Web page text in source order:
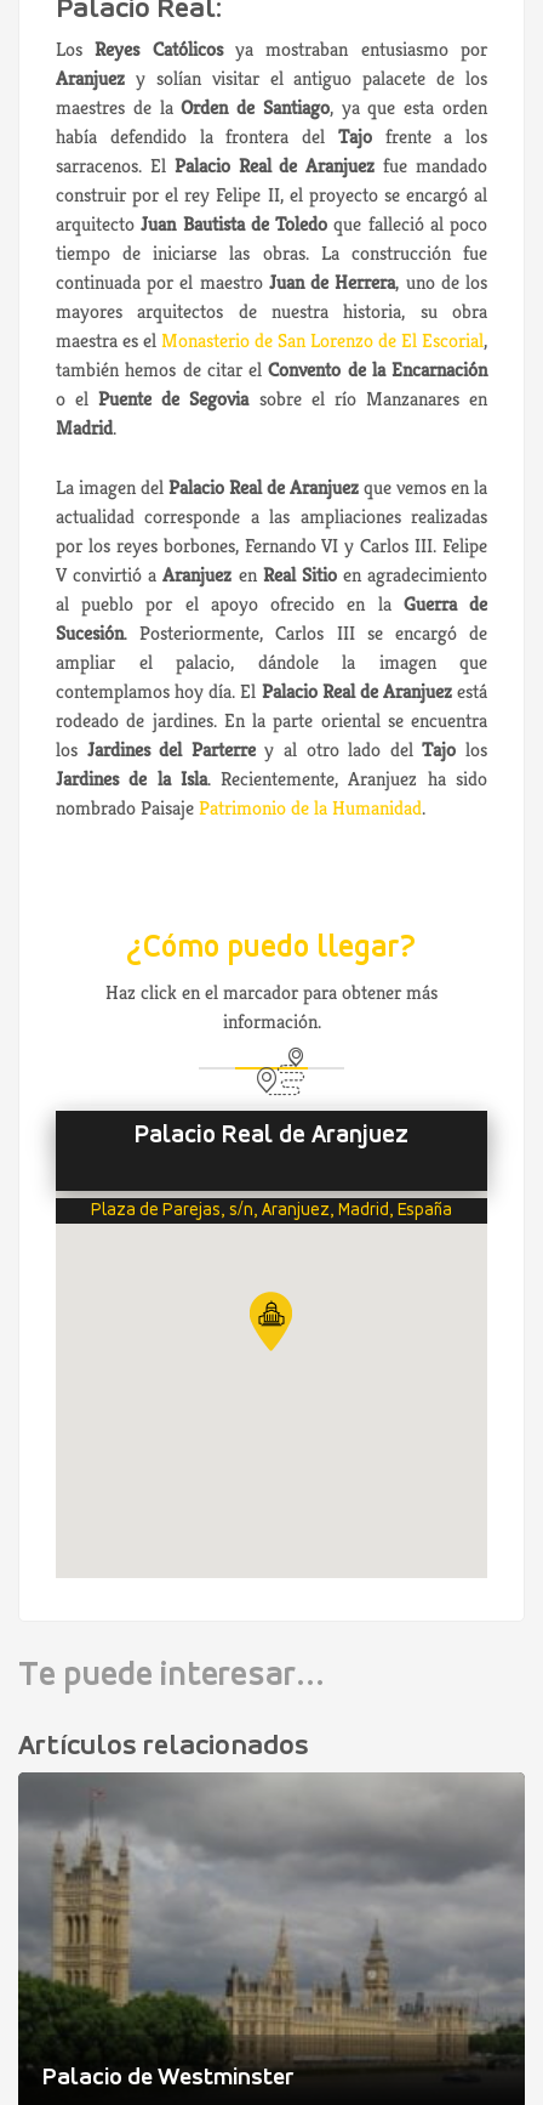
Palacio Real:
LosReyes Católicosya mostraban entusiasmo por
Aranjuez y solían visitar el antiguo palacete de los
maestres de laOrden de Santiago, ya que esta orden
había defendido la frontera del Tajofrente a los
sarracenos. El Palacio Real de Aranjuez fue mandado
construir por el rey Felipe II, el proyecto se encargó al
arquitectoJuan Bautista de Toledo que falleció al poco
tiempo de iniciarse las obras. La construcción fue
continuada por el maestro Juan de Herrera, uno de los
mayores arquitectos de nuestra historia, su obra
maestra es elMonasterio de San Lorenzo de El Escorial,
también hemos de citar elConvento de la Encarnación
o elPuente de Segoviasobre el río Manzanares en
Madrid.
La imagen delPalacio Real de Aranjuezque vemos en la
actualidad corresponde a las ampliaciones realizadas
por los reyes borbones, Fernando VI y Carlos III. Felipe
V convirtió aAranjuez en Real Sitioen agradecimiento
al pueblo por el apoyo ofrecido en la Guerra de
Sucesión. Posteriormente, Carlos III se encargó de
ampliar el palacio, dándole la imagen que
contemplamos hoy día. El Palacio Real de Aranjuezestá
rodeado de jardines. En la parte oriental se encuentra
los Jardines del Parterrey al otro lado delTajo los
Jardines de la Isla. Recientemente, Aranjuez ha sido
nombrado PaisajePatrimonio de la Humanidad.
¿Cómo puedo llegar?
Haz click en el marcador para obtener más
información.
Palacio Real de Aranjuez
Plaza de Parejas, s/n, Aranjuez, Madrid, España
Te puede interesar...
Artículos relacionados
Palacio de Westminster